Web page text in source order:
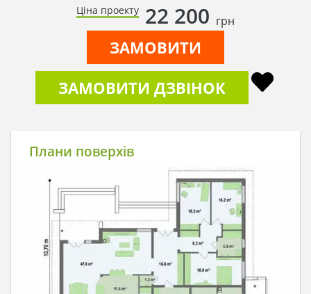
Ціна проекту 22 200 грн
ЗАМОВИТИ
ЗАМОВИТИ ДЗВІНОК
Плани поверхів